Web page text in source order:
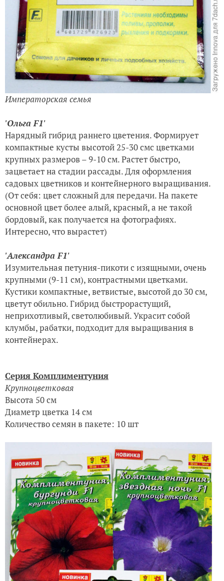
Императорская семья
'ОльгаF1'
Нарядный гибрид раннего цветения. Формирует
компактные кусты высотой 25-30 смс цветками
крупных размеров – 9-10 см. Растет быстро,
зацветает на стадии рассады. Для оформления
садовых цветников и контейнерного выращивания.
(От себя: цвет сложный для передачи. На пакете
основной цвет более алый, красный, а не такой
бордовый, как получается на фотографиях.
Интересно, что вырастет)
'Александра F1'
Изумительная петуния-пикоти с изящными, очень
крупными (9-11 см), контрастными цветками.
Кустики компактные, ветвистые, высотой до 30 см,
цветут обильно. Гибрид быстрорастущий,
неприхотливый, светолюбивый. Украсит собой
клумбы, рабатки, подходит для выращивания в
контейнерах.
Серия Комплиментуния
Крупноцветковая
Высота 50 см
Диаметр цветка 14 см
Количество семян в пакете: 10 шт